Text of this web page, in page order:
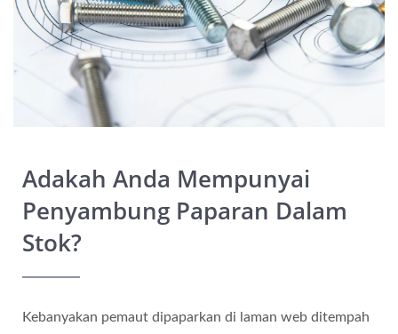
Adakah Anda Mempunyai
Penyambung Paparan Dalam
Stok?
Kebanyakan pemaut dipaparkan di laman web ditempah